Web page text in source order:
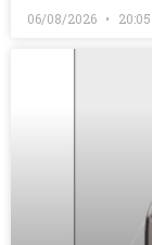
06/08/2026 20:05